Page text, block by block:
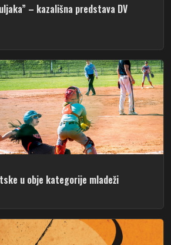
– kazališna predstava DV
u obje kategorije mladeži